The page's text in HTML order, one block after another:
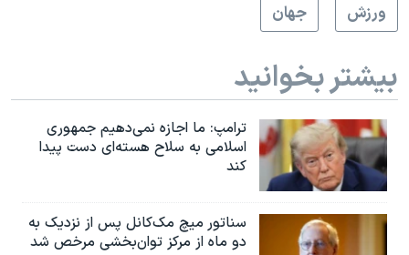
ورزش
جهان
بیشتر بخوانید
ترامپ: ما اجازه نمی‌دهیم جمهوری
اسلامی به سلاح هسته‌ای دست پیدا
کند
سناتور میچ مک‌کانل پس از نزدیک به
دو ماه از مرکز توان‌بخشی مرخص شد